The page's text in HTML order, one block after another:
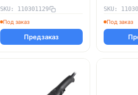
PATRIOT 110301129
SKU: 110301129
Под заказ
Предзаказ
PATRIOT
SKU:
Под заказ